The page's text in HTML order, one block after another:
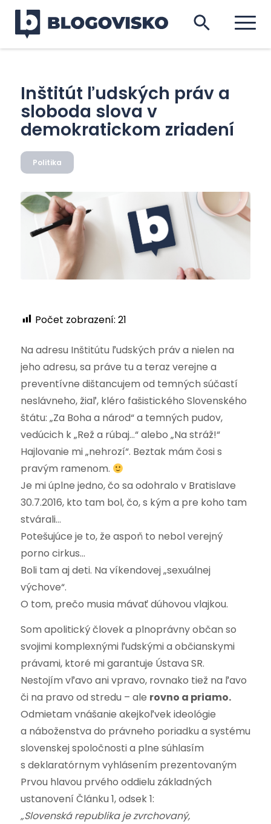
Inštitút ľudských práv a
sloboda slova v
demokratickom zriadení
Politika
Počet zobrazení: 21
Na adresu Inštitútu ľudských práv a nielen na
jeho adresu, sa práve tu a teraz verejne a
preventívne dištancujem od temných súčastí
neslávneho, žiaľ, kléro fašistického Slovenského
štátu: „Za Boha a národ“ a temných pudov,
vedúcich k „Rež a rúbaj…“ alebo „Na stráž!“
Hajlovanie mi „nehrozí“. Beztak mám čosi s
pravým ramenom.
Je mi úplne jedno, čo sa odohralo v Bratislave
30.7.2016, kto tam bol, čo, s kým a pre koho tam
stvárali…
Potešujúce je to, že aspoň to nebol verejný
porno cirkus…
Boli tam aj deti. Na víkendovej „sexuálnej
výchove“.
O tom, prečo musia mávať dúhovou vlajkou.
Som apolitický človek a plnoprávny občan so
svojimi komplexnými ľudskými a občianskymi
právami, ktoré mi garantuje Ústava SR.
Nestojím vľavo ani vpravo, rovnako tiež na ľavo
či na pravo od stredu – ale rovno a priamo.
Odmietam vnášanie akejkoľvek ideológie
a náboženstva do právneho poriadku a systému
slovenskej spoločnosti a plne súhlasím
s deklaratórnym vyhlásením prezentovaným
Prvou hlavou prvého oddielu základných
ustanovení Článku 1, odsek 1:
„Slovenská republika je zvrchovaný,